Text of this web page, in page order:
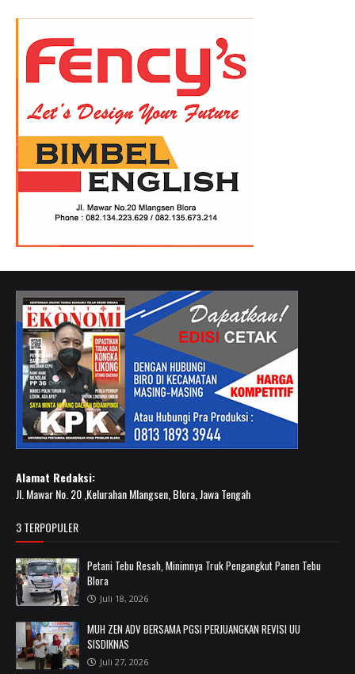
Alamat Redaksi:
Jl. Mawar No. 20 ,Kelurahan Mlangsen, Blora, Jawa Tengah
3 TERPOPULER
Petani Tebu Resah, Minimnya Truk Pengangkut Panen Tebu
Blora
Juli 18, 2026
MUH ZEN ADV BERSAMA PGSI PERJUANGKAN REVISI UU
SISDIKNAS
Juli 27, 2026